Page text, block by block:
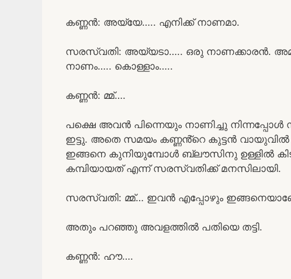
കണ്ണൻ: അയ്യേ….. എനിക്ക് നാണമാ.
സരസ്വതി: അയ്യടാ….. ഒരു നാണക്കാരൻ.
നാണം….. കൊള്ളാം…..
കണ്ണൻ: മ്മ്….
പക്ഷെ അവൻ പിന്നെയും നാണിച്ചു
ഇട്ടു. അതെ സമയം കണ്ണൻ്റെ കുട്ടൻ
ഇങ്ങനെ കുനിയുമ്പോൾ ബ്ലൗസിനു ഉള്ളിൽ
കമ്പിയായത് എന്ന് സരസ്വതിക്ക് മനസിലായി.
സരസ്വതി: മ്മ്… ഇവൻ എപ്പോഴും
അതും പറഞ്ഞു അവളത്തിൽ പതിയെ തട്ടി.
കണ്ണൻ: ഹൗ….